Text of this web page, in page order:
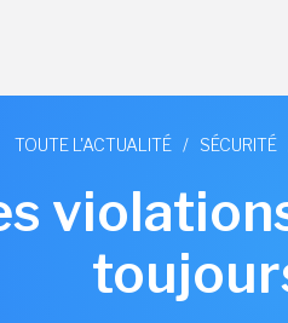
TOUTE L'ACTUALITÉ / SÉCURITÉ